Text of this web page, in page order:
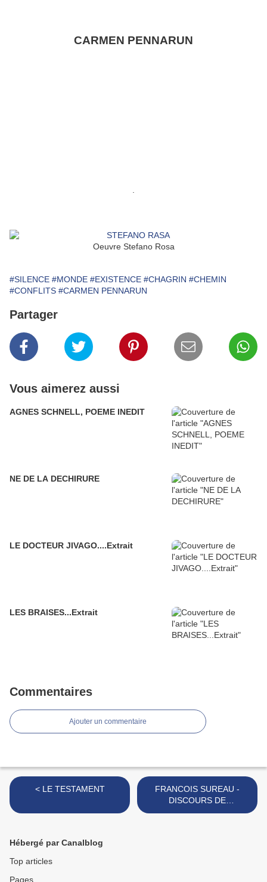
CARMEN PENNARUN
Oeuvre Stefano Rosa
#SILENCE #MONDE #EXISTENCE #CHAGRIN #CHEMIN
#CONFLITS #CARMEN PENNARUN
Partager
Vous aimerez aussi
AGNES SCHNELL, POEME INEDIT
NE DE LA DECHIRURE
LE DOCTEUR JIVAGO....Extrait
LES BRAISES...Extrait
Commentaires
Ajouter un commentaire
< LE TESTAMENT
FRANCOIS SUREAU -
DISCOURS DE
RECEPTION A
Hébergé par Canalblog
Top articles
Pages